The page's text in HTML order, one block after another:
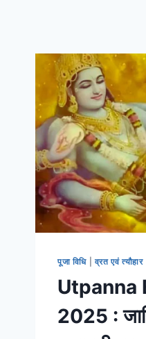
पूजा विधि| व्रत एवं त्यौहार
Utpanna
2025 :